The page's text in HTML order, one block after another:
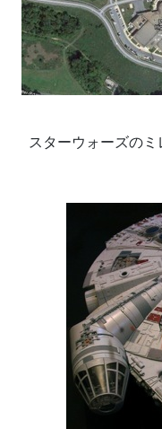
スターウォーズの